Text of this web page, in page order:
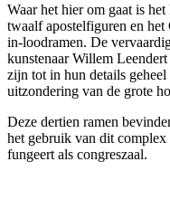
Waar het hier om gaat is
twaalf apostelfiguren en
in-loodramen. De
kunstenaar Willem
zijn tot in hun details
uitzondering van de grote
Deze dertien ramen
het gebruik van dit
fungeert als congreszaal.